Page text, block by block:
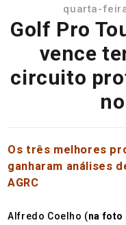
quarta-
Golf Pro
vence
circuito
Os três melhores
ganharam análises
AGRC
Alfredo Coelho (na foto